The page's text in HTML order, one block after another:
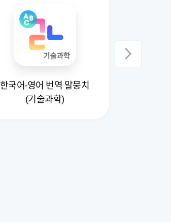
한국어-영어 번역 말뭉치
(기술과학)